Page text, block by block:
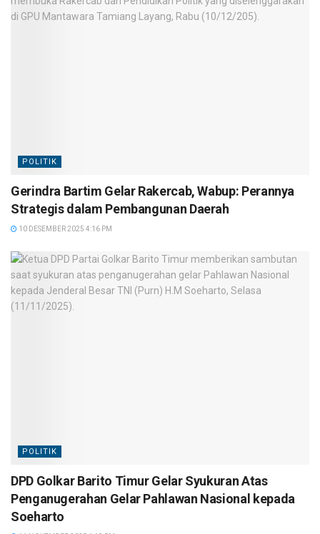
POLITIK
Gerindra Bartim Gelar Rakercab, Wabup: Perannya
Strategis dalam Pembangunan Daerah
10 DESEMBER 2025 4:16 PM
POLITIK
DPD Golkar Barito Timur Gelar Syukuran Atas
Penganugerahan Gelar Pahlawan Nasional kepada
Soeharto